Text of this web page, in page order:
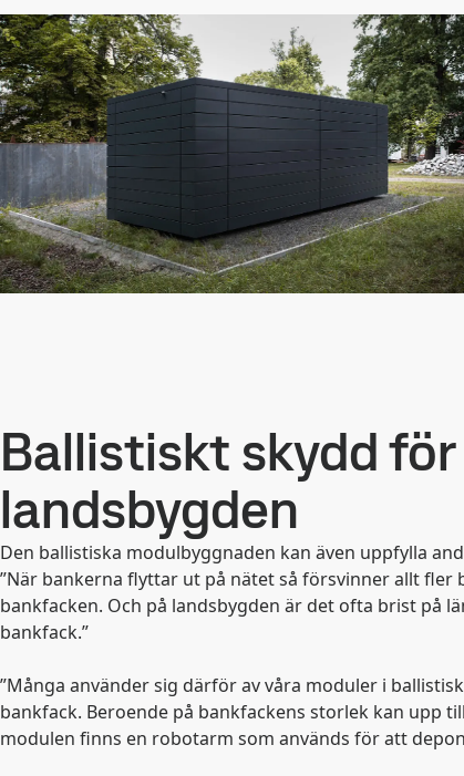
Ballistiskt skydd
landsbygden
Den ballistiska modulbyggnaden kan även uppfylla
”När bankerna flyttar ut på nätet så försvinner allt
bankfacken. Och på landsbygden är det ofta brist på
bankfack.”
”Många använder sig därför av våra moduler i
bankfack. Beroende på bankfackens storlek kan upp
modulen finns en robotarm som används för att